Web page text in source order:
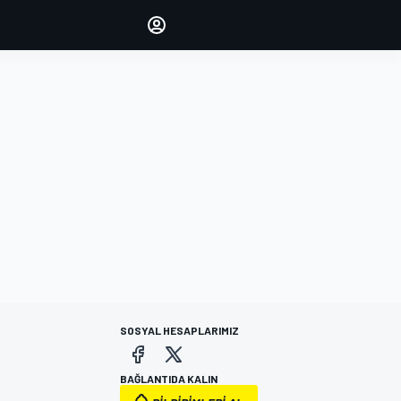
SOSYAL HESAPLARIMIZ
BAĞLANTIDA KALIN